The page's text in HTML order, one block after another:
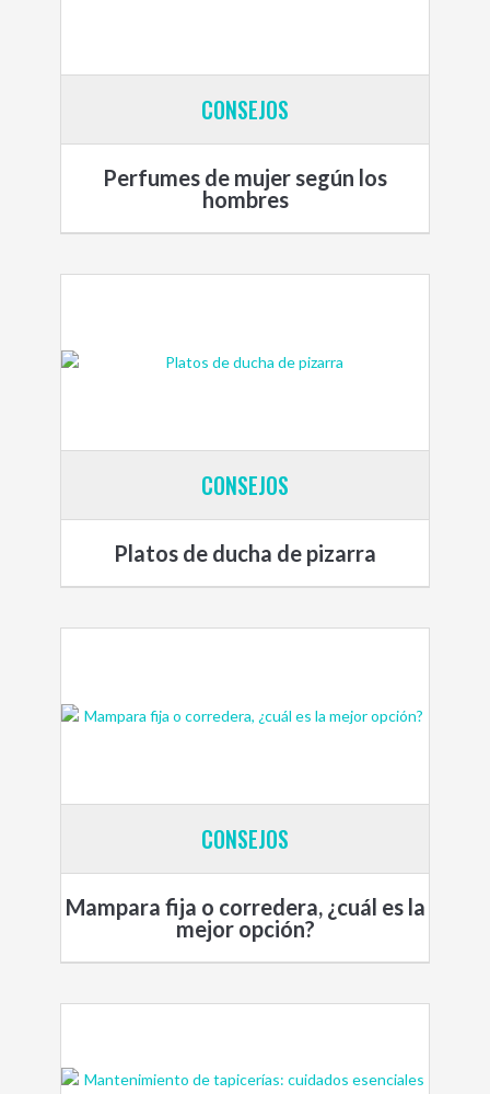
CONSEJOS
Perfumes de mujer según los
hombres
CONSEJOS
Platos de ducha de pizarra
CONSEJOS
Mampara fija o corredera, ¿cuál es la
mejor opción?